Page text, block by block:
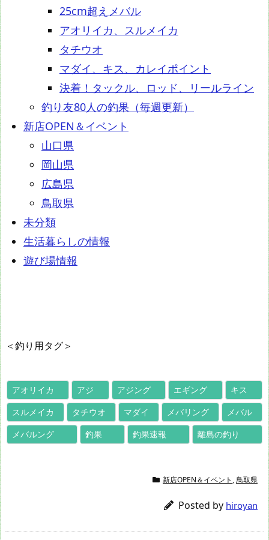
25cm超えメバル
アオリイカ、スルメイカ
タチウオ
マダイ、キス、カレイポイント
決着！タックル、ロッド、リールライン
釣り友80人の釣果（毎週更新）
新店OPEN＆イベント
山口県
岡山県
広島県
鳥取県
未分類
生活暮らしの情報
遊び場情報
＜釣り用タグ＞
アオリイカ アジ アジング エギング
キス
スルメイカ
タチウオ マダイ メバリング
メバル
メバルング
釣果 釣果速報 離島の釣り
新店OPEN＆イベント ,鳥取県
Posted by hiroyan